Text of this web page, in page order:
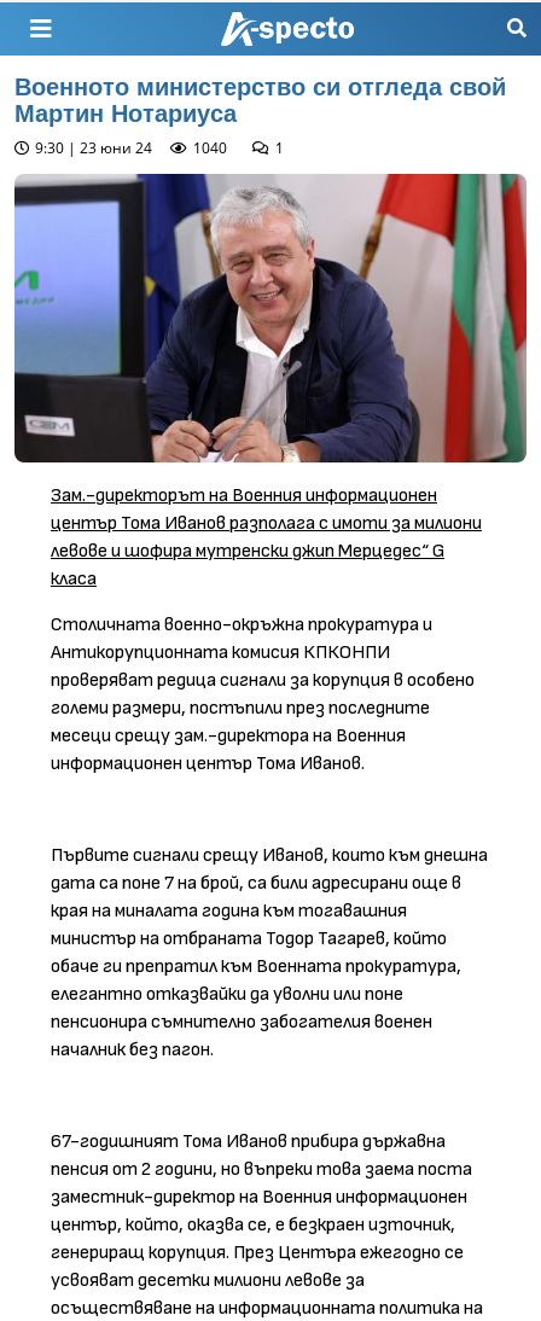
Военното министерство си отгледа свой
Мартин Нотариуса
9:30 | 23 юни 24 1040 1
Зам.-директорът на Военния информационен
център Тома Иванов разполага с имоти за милиони
левове и шофира мутренски джип Мерцедес“G
класа
Столичната военно-окръжна прокуратура и
Антикорупционната комисия КПКОНПИ
проверяват редица сигнали за корупция в особено
големи размери, постъпили през последните
месеци срещу зам.-директора на Военния
информационен център Тома Иванов.
Първите сигнали срещу Иванов, които към днешна
дата са поне 7 на брой, са били адресирани още в
края на миналата година към тогавашния
министър на отбраната Тодор Тагарев, който
обаче ги препратил към Военната прокуратура,
елегантно отказвайки да уволни или поне
пенсионира съмнително забогателия военен
началник без пагон.
67-годишният Тома Иванов прибира държавна
пенсия от 2 години, но въпреки това заема поста
заместник-директор на Военния информационен
център, който, оказва се, е безкраен източник,
генериращ корупция. През Центъра ежегодно се
усвояват десетки милиони левове за
осъществяване на информационната политика на